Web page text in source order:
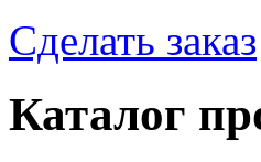
Сделать заказ
Каталог